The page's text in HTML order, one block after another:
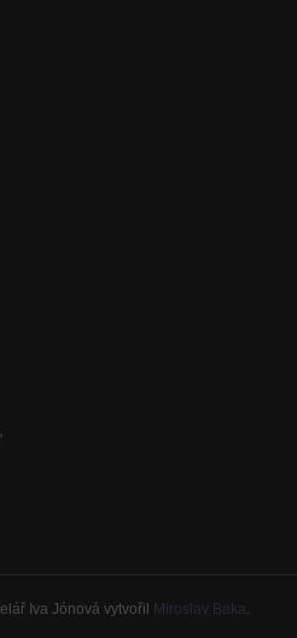
Iva Jónová vytvořil Miroslav Baka.